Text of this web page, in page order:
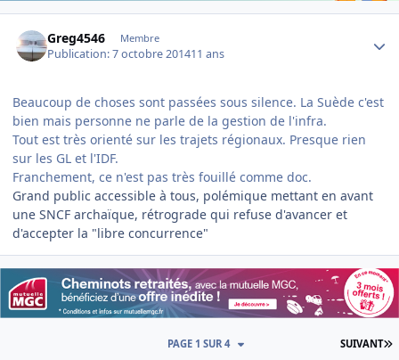
Greg4546 Membre
Publication:7 octobre 201411 ans
Beaucoup de choses sont passées sous silence. La Suède c'est
bien mais personne ne parle de la gestion de l'infra.
Tout est très orienté sur les trajets régionaux. Presque rien
sur les GL et l'IDF.
Franchement, ce n'est pas très fouillé comme doc.
Grand public accessible à tous, polémique mettant en avant
une SNCF archaïque, rétrograde qui refuse d'avancer et
d'accepter la "libre concurrence"
SUIVANT
PAGE 1 SUR 4